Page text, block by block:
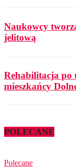
Naukowcy
jelitową
Rehabilitacja po
mieszkańcy
POLECANE
Polecane